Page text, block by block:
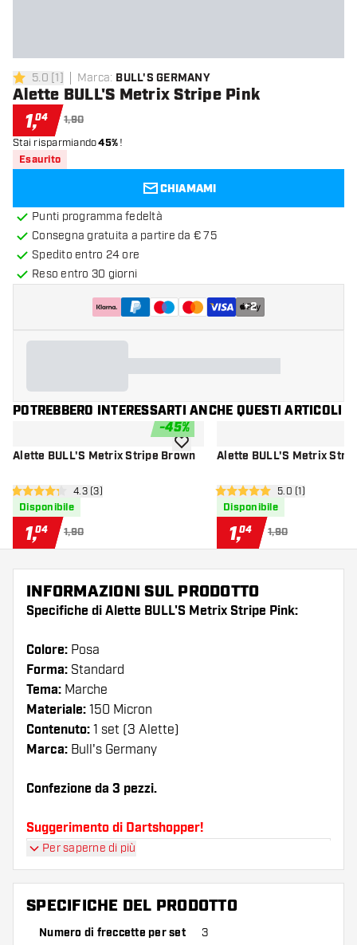
5 stelle di valutazione
5.0 [1] Marca: BULL'S GERMANY
Alette BULL'S Metrix Stripe Pink
1,04 1,90
Stai risparmiando45%!
Esaurito
CHIAMAMI
Punti programma fedeltà
Consegna gratuita a partire da € 75
Spedito entro 24 ore
Reso entro 30 giorni
+2
POTREBBERO INTERESSARTI ANCHE QUESTI ARTICOLI
-45%
Alette BULL'S Metrix Stripe Brown
apri pannello recensioni
4.3 stelle di valutazione
4.3 (3)
Disponibile
1,04 1,90
aggiungi alla lista dei desideri
Alette BULL'S Metrix
apri pannello
5 stelle di valutazione
5.0 (1)
Disponibile
1,04 1,90
INFORMAZIONI SUL PRODOTTO
Specifiche di Alette BULL'S Metrix Stripe Pink:
Colore: Posa
Forma: Standard
Tema: Marche
Materiale: 150 Micron
Contenuto: 1 set (3 Alette)
Marca: Bull's Germany
Confezione da 3 pezzi.
Suggerimento di Dartshopper!
numero di alette e di astine. Questi possono
danneggiarsi o rompersi con l'uso.
Per saperne di più
SPECIFICHE DEL PRODOTTO
Numero di freccette per set 3